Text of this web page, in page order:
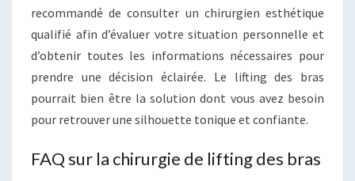
recommandé de consulter un chirurgien esthétique
qualifié afin d’évaluer votre situation personnelle et
d’obtenir toutes les informations nécessaires pour
prendre une décision éclairée. Le lifting des bras
pourrait bien être la solution dont vous avez besoin
pour retrouver une silhouette tonique et confiante.
FAQ sur la chirurgie de lifting des bras